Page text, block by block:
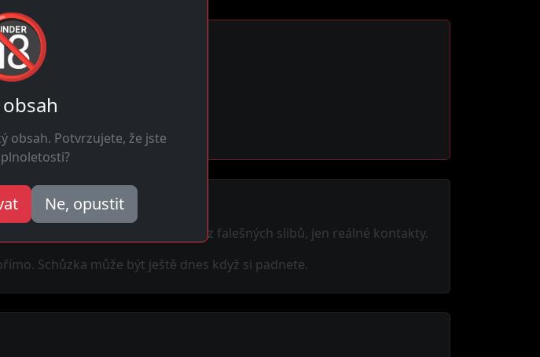
ještě dnes
Rychle, bezpečně, zdarma.
muže a holky pro flirt i víc. Bez falešných slibů, jen reálné kontakty.
Schůzka může být ještě dnes když si padnete.
obsah. Potvrzujete, že jste
Ne, opustit